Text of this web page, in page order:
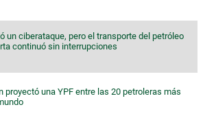
un ciberataque, pero el transporte del petróleo
continuó sin interrupciones
proyectó una YPF entre las 20 petroleras más